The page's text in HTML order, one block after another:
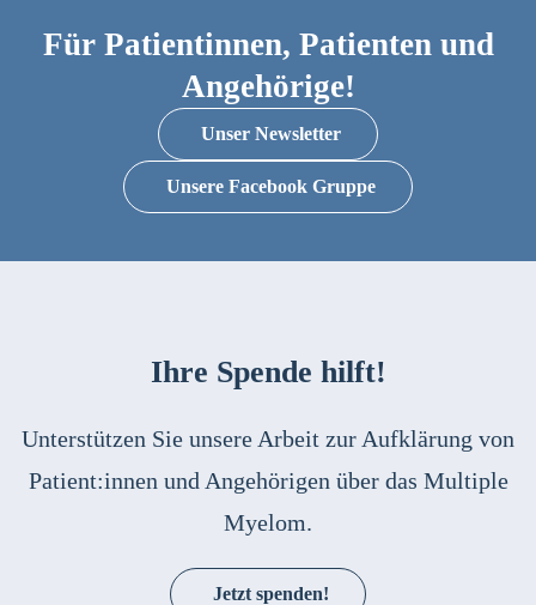
Für Patientinnen, Patienten und
Angehörige!
Unser Newsletter
Unsere Facebook Gruppe
Ihre Spende hilft!
Unterstützen Sie unsere Arbeit zur Aufklärung von
Patient:innen und Angehörigen über das Multiple
Myelom.
Jetzt spenden!